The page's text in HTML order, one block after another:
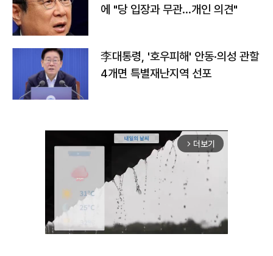
에 "당 입장과 무관…개인 의견"
李대통령, '호우피해' 안동·의성 관할
4개면 특별재난지역 선포
arrow_forward_ios 더보기